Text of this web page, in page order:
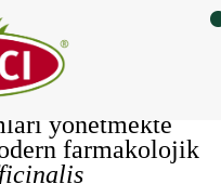
ve Batı Asya
Antik
ağrısı, kuru
yönetmekte
farmakolojik